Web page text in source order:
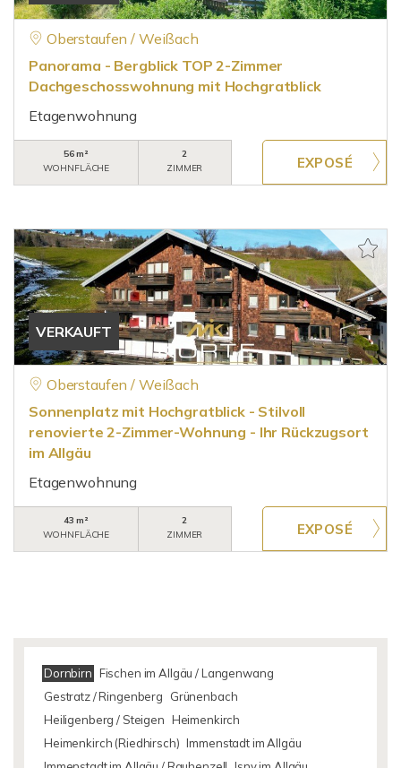
Oberstaufen / Weißach
Panorama - Bergblick TOP 2-Zimmer
Dachgeschosswohnung mit Hochgratblick
Etagenwohnung
56 m²
WOHNFLÄCHE
2
ZIMMER
VERKAUFT
Oberstaufen / Weißach
Sonnenplatz mit Hochgratblick - Stilvoll
renovierte 2-Zimmer-Wohnung - Ihr Rückzugsort
im Allgäu
Etagenwohnung
43 m²
WOHNFLÄCHE
2
ZIMMER
Dornbirn Fischen im Allgäu / Langenwang
Gestratz / Ringenberg
Grünenbach
Heiligenberg / Steigen Heimenkirch
Heimenkirch (Riedhirsch) Immenstadt im Allgäu